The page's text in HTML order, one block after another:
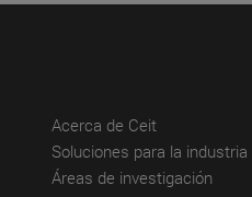
Acerca de Ceit(abre en
Soluciones para la industria
Áreas de investigación